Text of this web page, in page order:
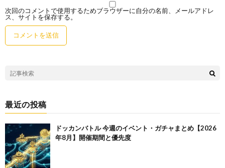
次回のコメントで使用するためブラウザーに自分の名前、メールアドレ
ス、サイトを保存する。
最近の投稿
ドッカンバトル 今週のイベント・ガチャまとめ【2026
年8月】開催期間と優先度